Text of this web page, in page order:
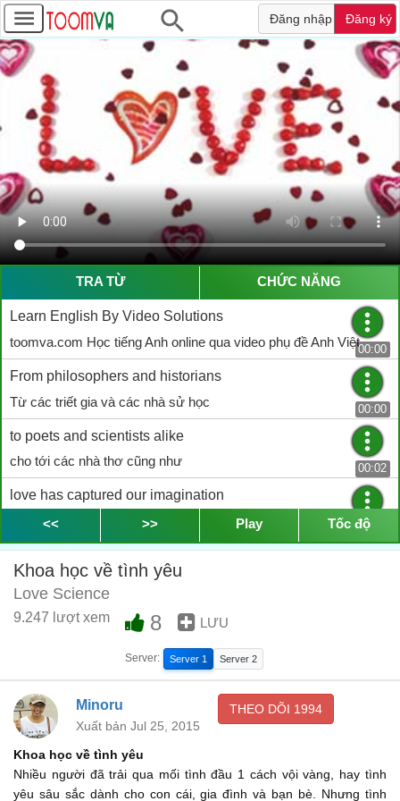
Đăng nhập Đăng ký
TRA TỪ CHỨC NĂNG
Learn English By Video Solutions
toomva.com Học tiếng Anh online qua video phụ đề Anh Việt00:00
From philosophers and historians
Từ các triết gia và các nhà sử học
00:00
to poets and scientists alike
cho tới các nhà thơ cũng như
00:02
love has captured our imagination
những nhà khoa học tình yêu đã thu hút trí tưởng tượng
00:04
and curiosity for centuries
và tính hiếu kì của chúng ta
Many have experienced the rush
of falling in love for the first time
mối tình đầu 1 cách vội vàng
Or the deep feelings of love
hay tình yêu sâu sắc
00:11
for your children
<< >> Play Tốc độ
Khoa học về tình yêu
Love Science
9.247 lượt xem 8 LƯU
Server: Server 1 Server 2
Minoru
Xuất bản Jul 25, 2015
THEO DÕI 1994
Khoa học về tình yêu
Nhiều người đã trải qua mối tình đầu 1 cách vội vàng, hay tình
yêu sâu sắc dành cho con cái, gia đình và bạn bè. Nhưng tình